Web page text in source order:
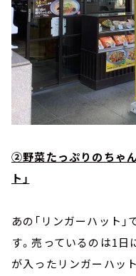
②野菜たっぷりのちゃん
ト」
あの「リンガーハット
す。売っているのは1
が入ったリンガーハッ